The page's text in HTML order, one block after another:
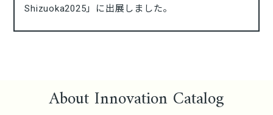
Shizuoka2025」に出展しました。
About Innovation Catalog